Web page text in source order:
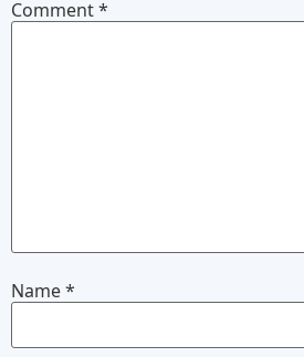
Comment*
Name*